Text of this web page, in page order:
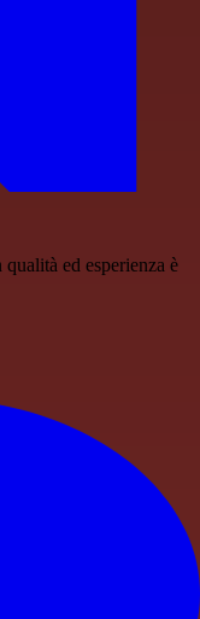
ed esperienza è